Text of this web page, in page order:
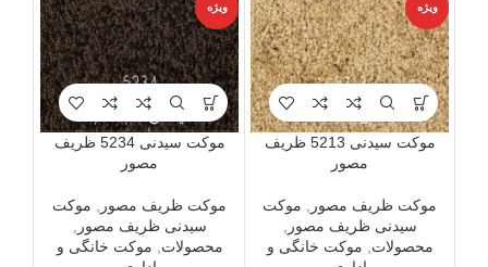
ویژه
موکت سیدنی 5213 ظریف
مصور
موکت ظریف مصور
موکت
سیدنی ظریف مصور
محصولات
موکت خانگی و
ویژه
موکت سیدنی 5234 ظریف
مصور
موکت ظریف مصور
موکت
سیدنی ظریف مصور
محصولات
موکت خانگی و